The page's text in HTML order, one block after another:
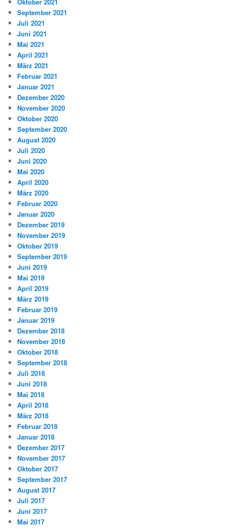
September 2021
Juli 2021
Juni 2021
Mai 2021
April 2021
März 2021
Februar 2021
Januar 2021
Dezember 2020
November 2020
Oktober 2020
September 2020
August 2020
Juli 2020
Juni 2020
Mai 2020
April 2020
März 2020
Februar 2020
Januar 2020
Dezember 2019
November 2019
Oktober 2019
September 2019
Juni 2019
Mai 2019
April 2019
März 2019
Februar 2019
Januar 2019
Dezember 2018
November 2018
Oktober 2018
September 2018
Juli 2018
Juni 2018
Mai 2018
April 2018
März 2018
Februar 2018
Januar 2018
Dezember 2017
November 2017
Oktober 2017
September 2017
August 2017
Juli 2017
Juni 2017
Mai 2017